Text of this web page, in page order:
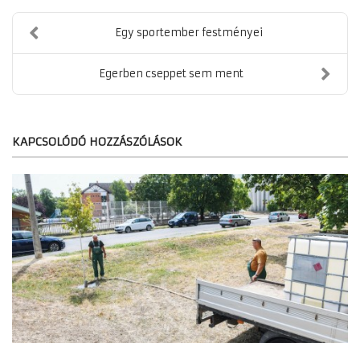
Egy sportember festményei
Egerben cseppet sem ment
KAPCSOLÓDÓ HOZZÁSZÓLÁSOK